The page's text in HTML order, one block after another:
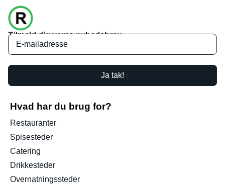
Tilmeld dig vores nyhedsbrev
Ja tak!
Hvad har du brug for?
Restauranter
Spisesteder
Catering
Drikkesteder
Overnatningssteder